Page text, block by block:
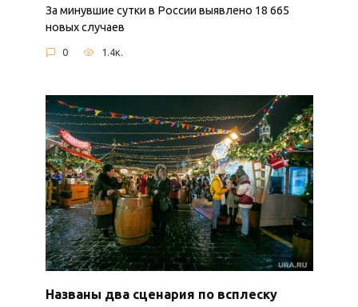
За минувшие сутки в России выявлено 18 665
новых случаев
0 1.4к.
Названы два сценария по всплеску